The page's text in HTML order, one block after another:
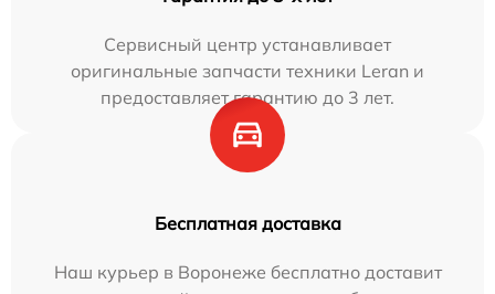
Сервисный центр устанавливает
оригинальные запчасти техники Leran и
предоставляет гарантию до 3 лет.
Бесплатная доставка
Наш курьер в Воронеже бесплатно доставит